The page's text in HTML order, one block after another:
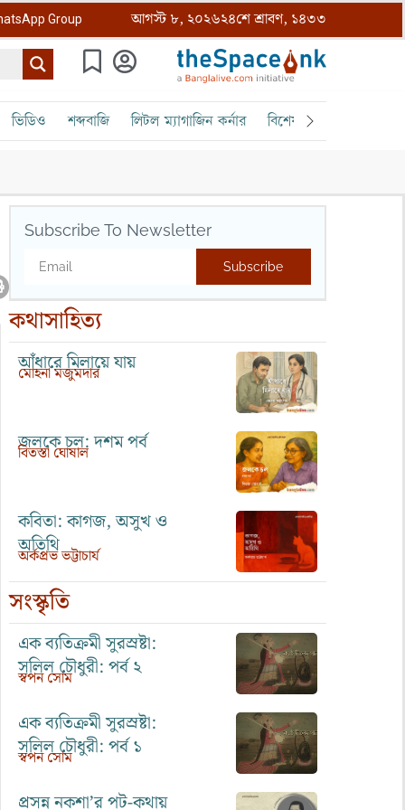
Group আগস্ট ৮, ২০২৬২৪শে শ্রাবণ, ১৪৩৩
ভিডিও শব্দবাজি লিটল ম্যাগাজিন কর্নার বিশেষ ক্রোড়পত্র
Subscribe To Newsletter
Subscribe
কথাসাহিত্য
আঁধারে মিলায়ে যায়
মোহনা মজুমদার
জলকে চল: দশম পর্ব
বিতস্তা ঘোষাল
কবিতা: কাগজ, অসুখ ও
অতিথি
অর্কপ্রভ ভট্টাচার্য
সংস্কৃতি
এক ব্যতিক্রমী সুরস্রষ্টা:
সলিল চৌধুরী: পর্ব ২
স্বপন সোম
এক ব্যতিক্রমী সুরস্রষ্টা:
সলিল চৌধুরী: পর্ব ১
স্বপন সোম
প্রসন্ন নকশা’র পট-কথায়